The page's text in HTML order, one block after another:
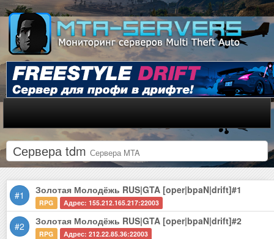
Сервера tdm Сервера MTA
#1 Золотая Молодёжь RUS|GTA [oper|bpaN|drift]#1
RPG Адрес: 155.212.165.217:22003
#2 Золотая Молодёжь RUS|GTA [oper|bpaN|drift]#2
RPG Адрес: 212.22.85.36:22003